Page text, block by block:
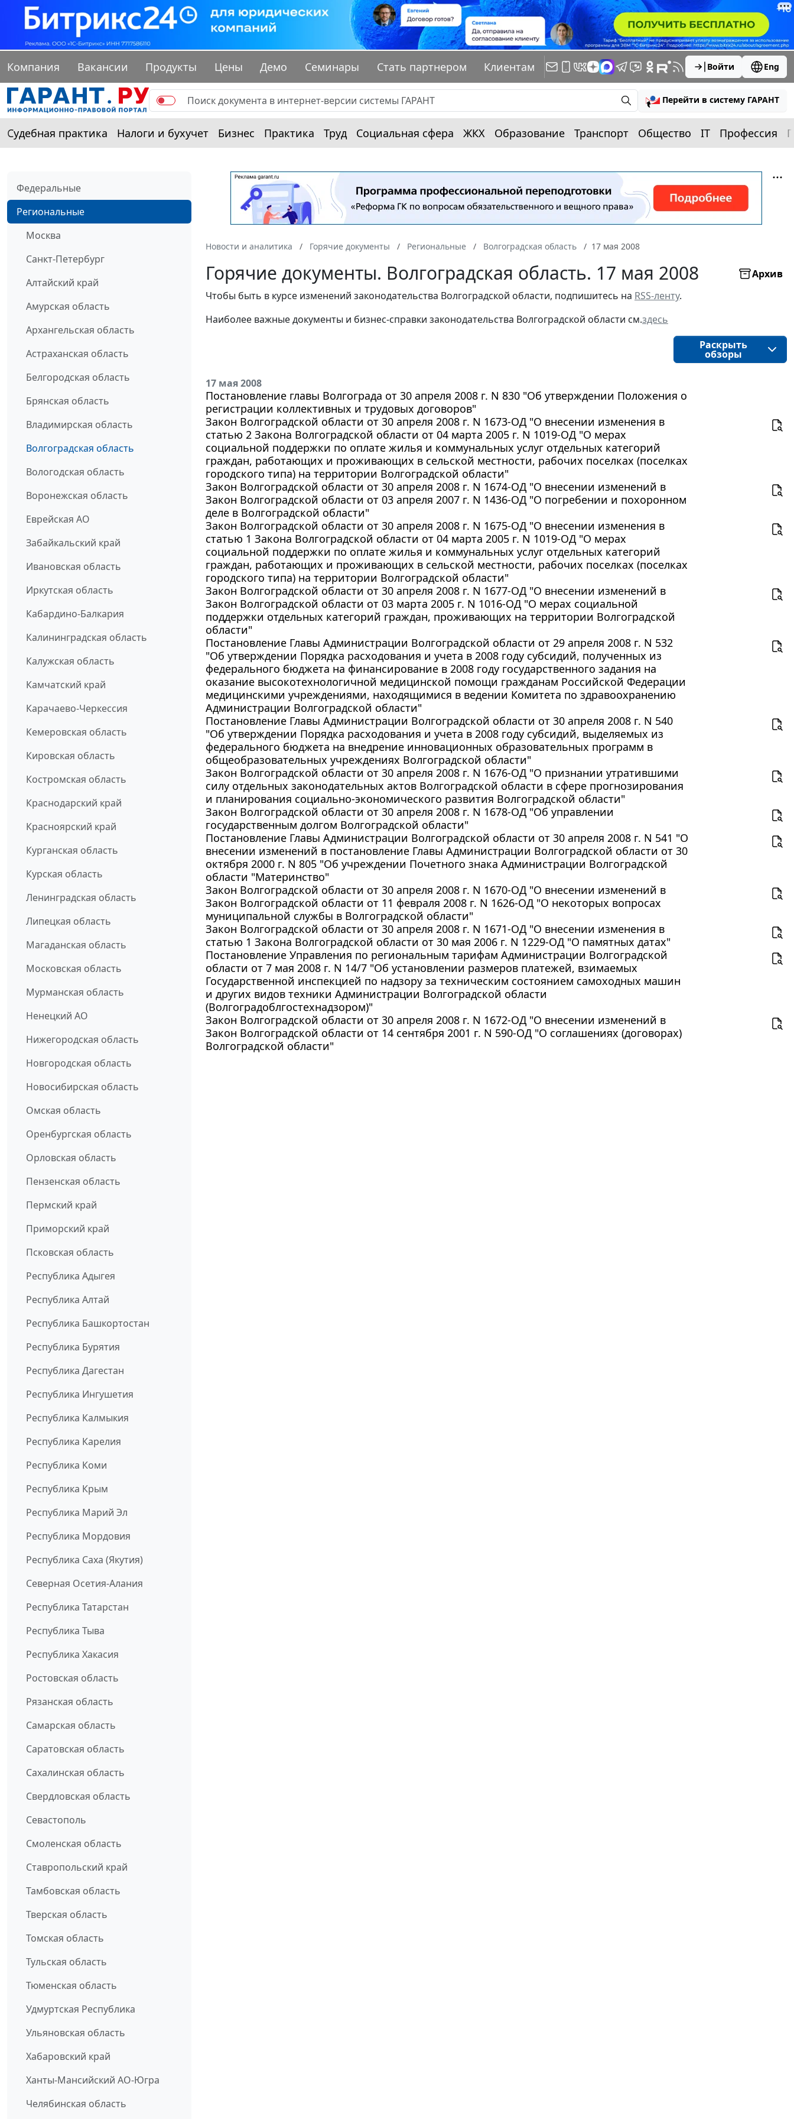
Компания Вакансии Продукты Цены Демо Семинары Стать партнером Клиентам Войти Eng
Перейти в систему ГАРАНТ
Судебная практика Налоги и бухучет Бизнес Практика Труд Социальная сфера ЖКХ Образование Транспорт Общество IT Профессия
Федеральные
Региональные
Москва
Санкт-Петербург
Алтайский край
Амурская область
Архангельская область
Астраханская область
Белгородская область
Брянская область
Владимирская область
Волгоградская область
Вологодская область
Воронежская область
Еврейская АО
Забайкальский край
Ивановская область
Иркутская область
Кабардино-Балкария
Калининградская область
Калужская область
Камчатский край
Карачаево-Черкессия
Кемеровская область
Кировская область
Костромская область
Краснодарский край
Красноярский край
Курганская область
Курская область
Ленинградская область
Липецкая область
Магаданская область
Московская область
Мурманская область
Ненецкий АО
Нижегородская область
Новгородская область
Новосибирская область
Омская область
Оренбургская область
Орловская область
Пензенская область
Пермский край
Приморский край
Псковская область
Республика Адыгея
Республика Алтай
Республика Башкортостан
Республика Бурятия
Республика Дагестан
Республика Ингушетия
Республика Калмыкия
Республика Карелия
Республика Коми
Республика Крым
Республика Марий Эл
Республика Мордовия
Республика Саха (Якутия)
Северная Осетия-Алания
Республика Татарстан
Республика Тыва
Республика Хакасия
Ростовская область
Рязанская область
Самарская область
Саратовская область
Сахалинская область
Свердловская область
Севастополь
Смоленская область
Ставропольский край
Тамбовская область
Тверская область
Томская область
Тульская область
Тюменская область
Удмуртская Республика
Ульяновская область
Хабаровский край
Ханты-Мансийский АО-Югра
Челябинская область
Новости и аналитика Горячие документы Региональные Волгоградская область 17 мая 2008
Горячие документы. Волгоградская область. 17 мая 2008
Архив
Чтобы быть в курсе изменений законодательства Волгоградской области, подпишитесь на RSS-ленту.
Наиболее важные документы и бизнес-справки законодательства Волгоградской области см.здесь
Раскрыть
обзоры
17 мая 2008
Постановление главы Волгограда от 30 апреля 2008 г. N 830 "Об утверждении Положения о
регистрации коллективных и трудовых договоров"
Закон Волгоградской области от 30 апреля 2008 г. N 1673-ОД "О внесении изменения в
статью 2 Закона Волгоградской области от 04 марта 2005 г. N 1019-ОД "О мерах
социальной поддержки по оплате жилья и коммунальных услуг отдельных категорий
граждан, работающих и проживающих в сельской местности, рабочих поселках (поселках
городского типа) на территории Волгоградской области"
Закон Волгоградской области от 30 апреля 2008 г. N 1674-ОД "О внесении изменений в
Закон Волгоградской области от 03 апреля 2007 г. N 1436-ОД "О погребении и похоронном
деле в Волгоградской области"
Закон Волгоградской области от 30 апреля 2008 г. N 1675-ОД "О внесении изменения в
статью 1 Закона Волгоградской области от 04 марта 2005 г. N 1019-ОД "О мерах
социальной поддержки по оплате жилья и коммунальных услуг отдельных категорий
граждан, работающих и проживающих в сельской местности, рабочих поселках (поселках
городского типа) на территории Волгоградской области"
Закон Волгоградской области от 30 апреля 2008 г. N 1677-ОД "О внесении изменений в
Закон Волгоградской области от 03 марта 2005 г. N 1016-ОД "О мерах социальной
поддержки отдельных категорий граждан, проживающих на территории Волгоградской
области"
Постановление Главы Администрации Волгоградской области от 29 апреля 2008 г. N 532
"Об утверждении Порядка расходования и учета в 2008 году субсидий, полученных из
федерального бюджета на финансирование в 2008 году государственного задания на
оказание высокотехнологичной медицинской помощи гражданам Российской Федерации
медицинскими учреждениями, находящимися в ведении Комитета по здравоохранению
Администрации Волгоградской области"
Постановление Главы Администрации Волгоградской области от 30 апреля 2008 г. N 540
"Об утверждении Порядка расходования и учета в 2008 году субсидий, выделяемых из
федерального бюджета на внедрение инновационных образовательных программ в
общеобразовательных учреждениях Волгоградской области"
Закон Волгоградской области от 30 апреля 2008 г. N 1676-ОД "О признании утратившими
силу отдельных законодательных актов Волгоградской области в сфере прогнозирования
и планирования социально-экономического развития Волгоградской области"
Закон Волгоградской области от 30 апреля 2008 г. N 1678-ОД "Об управлении
государственным долгом Волгоградской области"
Постановление Главы Администрации Волгоградской области от 30 апреля 2008 г. N 541 "О
внесении изменений в постановление Главы Администрации Волгоградской области от 30
октября 2000 г. N 805 "Об учреждении Почетного знака Администрации Волгоградской
области "Материнство"
Закон Волгоградской области от 30 апреля 2008 г. N 1670-ОД "О внесении изменений в
Закон Волгоградской области от 11 февраля 2008 г. N 1626-ОД "О некоторых вопросах
муниципальной службы в Волгоградской области"
Закон Волгоградской области от 30 апреля 2008 г. N 1671-ОД "О внесении изменения в
статью 1 Закона Волгоградской области от 30 мая 2006 г. N 1229-ОД "О памятных датах"
Постановление Управления по региональным тарифам Администрации Волгоградской
области от 7 мая 2008 г. N 14/7 "Об установлении размеров платежей, взимаемых
Государственной инспекцией по надзору за техническим состоянием самоходных машин
и других видов техники Администрации Волгоградской области
(Волгоградоблгостехнадзором)"
Закон Волгоградской области от 30 апреля 2008 г. N 1672-ОД "О внесении изменений в
Закон Волгоградской области от 14 сентября 2001 г. N 590-ОД "О соглашениях (договорах)
Волгоградской области"